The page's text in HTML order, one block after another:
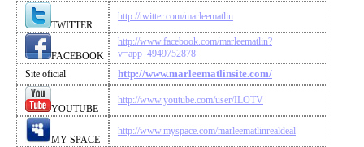
TWITTER
http://twitter.com/marleematlin
FACEBOOK
http://www.facebook.com/marleematlin?
v=app_4949752878
Site oficial
http://www.marleematlinsite.com/
YOUTUBE
http://www.youtube.com/user/ILOTV
MY SPACE
http://www.myspace.com/marleematlinrealdeal